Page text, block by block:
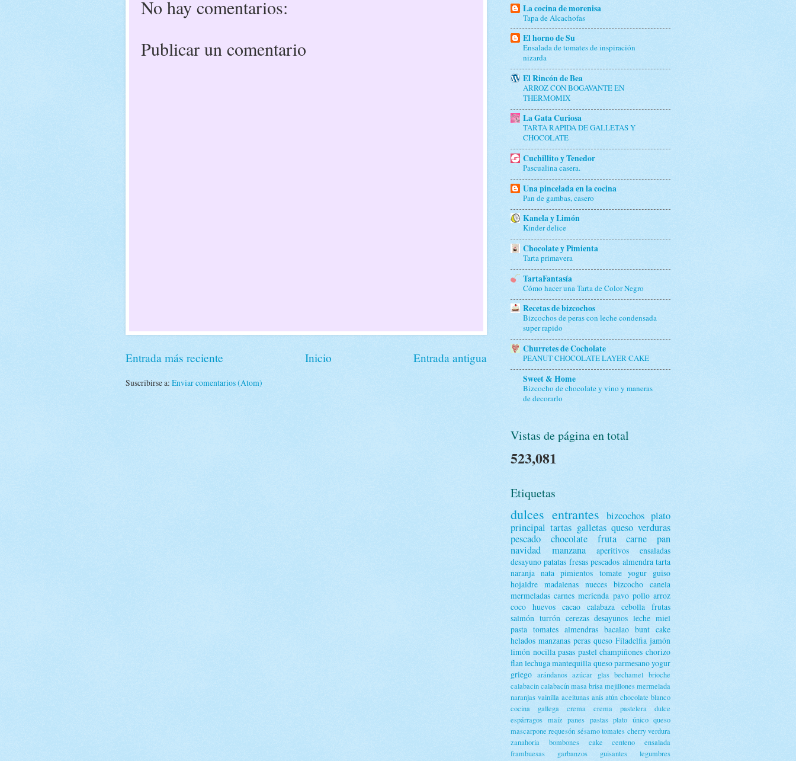
No hay comentarios:
Publicar un comentario
Entrada más reciente Entrada antigua
Inicio
Suscribirse a: Enviar comentarios (Atom)
La cocina de morenisa
Tapa de Alcachofas
El horno de Su
Ensalada de tomates de inspiración
nizarda
El Rincón de Bea
ARROZ CON BOGAVANTE EN
THERMOMIX
La Gata Curiosa
TARTA RAPIDA DE GALLETAS Y
CHOCOLATE
Cuchillito y Tenedor
Pascualina casera.
Una pincelada en la cocina
Pan de gambas, casero
Kanela y Limón
Kinder delice
Chocolate y Pimienta
Tarta primavera
TartaFantasía
Cómo hacer una Tarta de Color Negro
Recetas de bizcochos
Bizcochos de peras con leche condensada
super rapido
Churretes de Cocholate
PEANUT CHOCOLATE LAYER CAKE
Sweet & Home
Bizcocho de chocolate y vino y maneras
de decorarlo
Vistas de página en total
523,081
Etiquetas
dulces entrantes bizcochos plato
principal tartas galletas queso verduras
pescado
chocolate fruta carne
pan
navidad
manzana aperitivos
ensaladas
desayuno patatas fresas pescados almendra tarta
naranja nata pimientos tomate yogur guiso
hojaldre madalenas nueces bizcocho canela
mermeladas carnes merienda pavo pollo arroz
coco huevos cacao calabaza cebolla frutas
salmón turrón cerezas desayunos leche miel
pasta tomates almendras bacalao bunt cake
helados manzanas peras queso Filadelfia jamón
limón nocilla pasas pastel champiñones chorizo
flan lechugamantequilla queso parmesanoyogur
griego arándanos azúcar glas bechamel brioche
calabacincalabacínmasa brisa mejillonesmermelada
naranjas vainilla aceitunas anís atún chocolate blanco
cocina gallega
crema crema pastelera
dulce
espárragos maíz panes pastas plato único queso
mascarpone requesón sésamo tomates cherry verdura
zanahoria
bombones cake centeno
ensalada
frambuesas
garbanzos guisantes
legumbres